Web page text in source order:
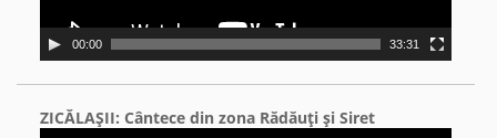
00:00 33:31
ZICĂLAŞII: Cântece din zona Rădăuţi şi Siret